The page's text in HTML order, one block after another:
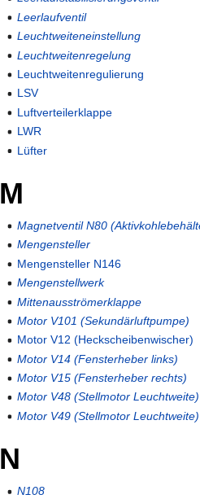
Leerlaufventil
Leuchtweiteneinstellung
Leuchtweitenregelung
Leuchtweitenregulierung
LSV
Luftverteilerklappe
LWR
Lüfter
M
Magnetventil N80
Mengensteller
Mengensteller N146
Mengenstellwerk
Mittenausströmerklappe
Motor V101 (Sekundärluftpumpe)
Motor V12 (Heckscheibenwischer)
Motor V14 (Fensterheber links)
Motor V15 (Fensterheber rechts)
Motor V48 (Stellmotor Leuchtweite)
Motor V49 (Stellmotor Leuchtweite)
N
N108